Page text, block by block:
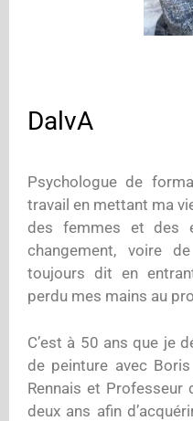
DalvA
Psychologue de
travail en mettant ma
des femmes et des
changement, voire
toujours dit en
perdu mes mains au
C’est à 50 ans que je
de peinture avec
Rennais et Professeur
deux ans afin